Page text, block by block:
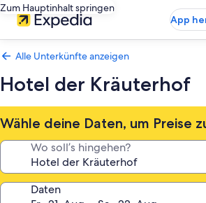
Zum Hauptinhalt springen
App
Alle Unterkünfte anzeigen
Hotel der Kräuterhof
Wähle deine Daten, um Preise
Wo soll’s hingehen?
Daten